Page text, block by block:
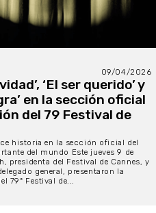
09/04/2026
‘El ser querido’ y
en la sección oficial
del 79 Festival de
historia en la sección oficial del
del mundo Este jueves 9 de
presidenta del Festival de Cannes, y
general, presentaron la
79º Festival de...